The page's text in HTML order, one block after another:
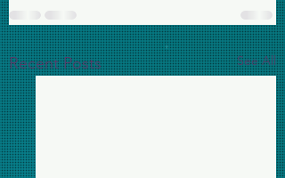
Recent Posts See All